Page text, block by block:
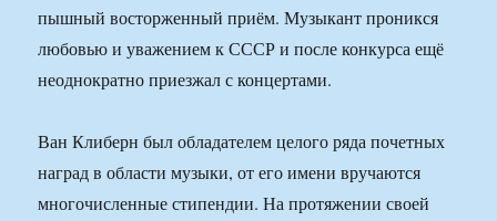
пышный восторженный приём. Музыкант проникся
любовью и уважением к СССР и после конкурса ещё
неоднократно приезжал с концертами.
Ван Клиберн был обладателем целого ряда почетных
наград в области музыки, от его имени вручаются
многочисленные стипендии. На протяжении своей